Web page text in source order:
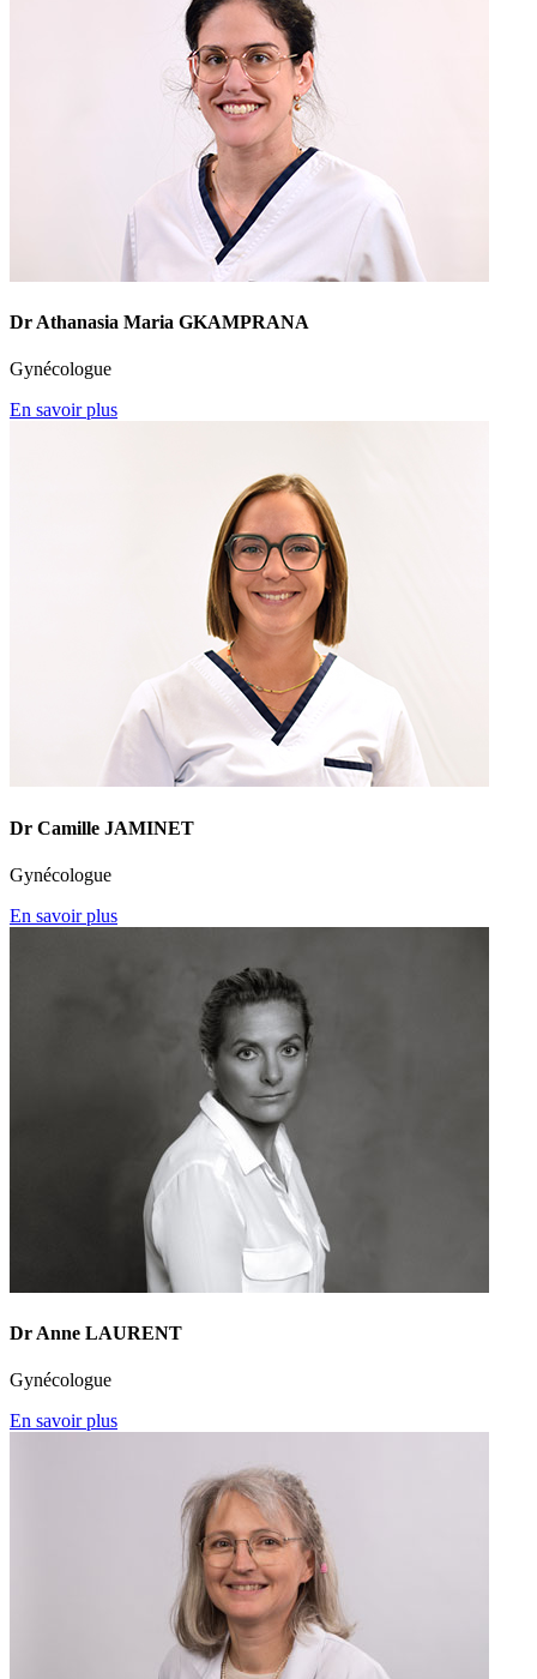
Dr Athanasia Maria GKAMPRANA
Gynécologue
En savoir plus
Dr Camille JAMINET
Gynécologue
En savoir plus
Dr Anne LAURENT
Gynécologue
En savoir plus